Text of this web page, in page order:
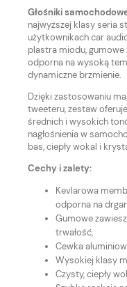
Głośniki
najwyższej klasy seria
użytkownikach car
plastra miodu, gumowe
odporna na wysoką
dynamiczne brzmienie.
Dzięki zastosowaniu
tweeteru, zestaw
średnich i wysokich
nagłośnienia w
bas, ciepły wokal i
Cechy i zalety:
Kevlarowa
odporna na
Gumowe
trwałość,
Cewka
Wysokiej klasy
Czysty, ciepły